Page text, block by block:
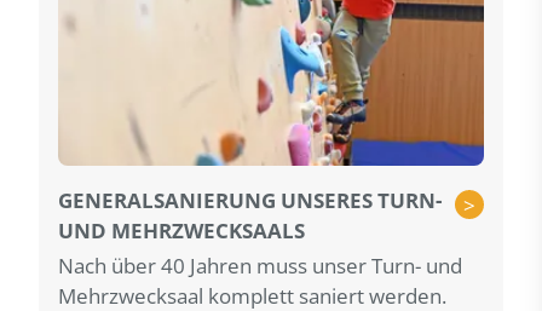
GENERALSANIERUNG UNSERES TURN-
UND MEHRZWECKSAALS
>
Nach über 40 Jahren muss unser Turn- und
Mehrzwecksaal komplett saniert werden.